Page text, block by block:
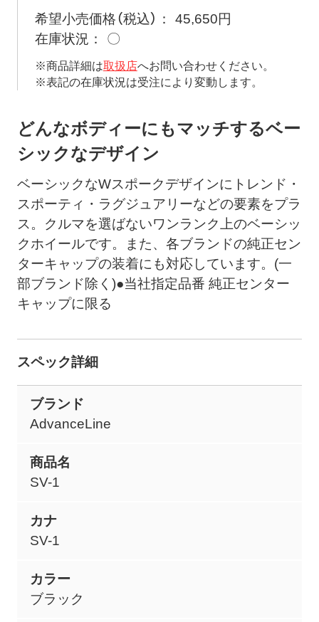
希望小売価格（税込）
45,650円
在庫状況
〇
※商品詳細は取扱店へお問い合わせください。
※表記の在庫状況は受注により変動します。
どんなボディーにもマッチするベー
シックなデザイン
ベーシックなWスポークデザインにトレンド・
スポーティ・ラグジュアリーなどの要素をプラ
ス。クルマを選ばないワンランク上のベーシッ
クホイールです。また、各ブランドの純正セン
ターキャップの装着にも対応しています。(一
部ブランド除く)●当社指定品番 純正センター
キャップに限る
スペック詳細
ブランド
AdvanceLine
商品名
SV-1
カナ
SV-1
カラー
ブラック